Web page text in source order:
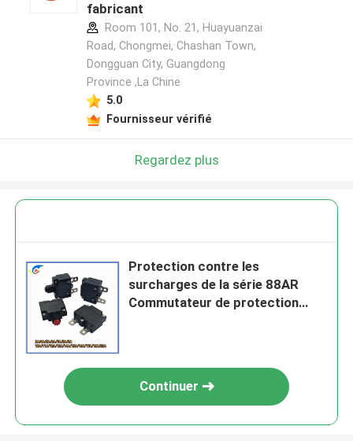
fabricant
Room 101, No. 21, Huayuanzai
Road, Chongmei, Chashan Town,
Dongguan City, Guangdong
Province ,La Chine
5.0
Fournisseur vérifié
Regardez plus
Protection contre les
surcharges de la série 88AR
Commutateur de protection
Continuer